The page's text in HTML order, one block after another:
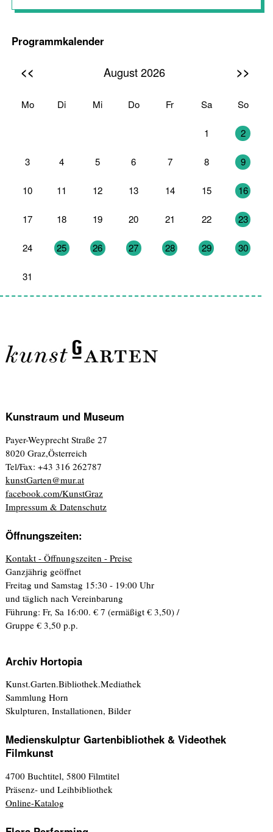
Programmkalender
<< August 2026 >>
Mo Di Mi Do Fr Sa So
1 2
3 4 5 6 7 8 9
10 11 12 13 14 15 16
17 18 19 20 21 22 23
24 25 26 27 28 29 30
31
Kunstraum und Museum
Payer-Weyprecht Straße 27
8020 Graz,Österreich
Tel/Fax: +43 316 262787
kunstGarten@mur.at
facebook.com/KunstGraz
Impressum & Datenschutz
Öffnungszeiten:
Kontakt - Öffnungszeiten - Preise
Ganzjährig geöffnet
Freitag und Samstag 15:30 - 19:00 Uhr
und täglich nach Vereinbarung
Führung: Fr, Sa 16:00. € 7 (ermäßigt € 3,50) /
Gruppe € 3,50 p.p.
Archiv Hortopia
Kunst.Garten.Bibliothek.Mediathek
Sammlung Horn
Skulpturen, Installationen, Bilder
Medienskulptur Gartenbibliothek & Videothek
Filmkunst
4700 Buchtitel, 5800 Filmtitel
Präsenz- und Leihbibliothek
Online-Katalog